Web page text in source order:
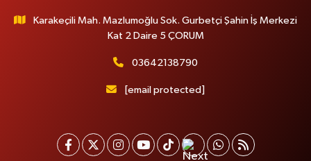
Karakeçili Mah. Mazlumoğlu Sok. Gurbetçi Şahin İş Merkezi
Kat 2 Daire 5 ÇORUM
03642138790
[email protected]